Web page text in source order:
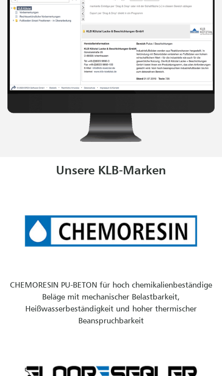
Unsere KLB-Marken
CHEMORESIN PU-BETON für hoch chemikalienbeständige
Beläge mit mechanischer Belastbarkeit,
Heißwasserbeständigkeit und hoher thermischer
Beanspruchbarkeit